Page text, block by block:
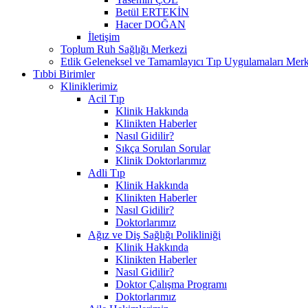
Betül ERTEKİN
Hacer DOĞAN
İletişim
Toplum Ruh Sağlığı Merkezi
Etlik Geleneksel ve Tamamlayıcı Tıp Uygulamaları
Tıbbi Birimler
Kliniklerimiz
Acil Tıp
Klinik Hakkında
Klinikten Haberler
Nasıl Gidilir?
Sıkça Sorulan Sorular
Klinik Doktorlarımız
Adli Tıp
Klinik Hakkında
Klinikten Haberler
Nasıl Gidilir?
Doktorlarımız
Ağız ve Diş Sağlığı Polikliniği
Klinik Hakkında
Klinikten Haberler
Nasıl Gidilir?
Doktor Çalışma Programı
Doktorlarımız